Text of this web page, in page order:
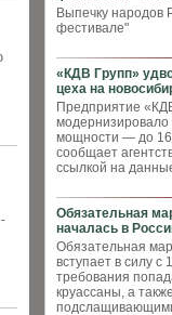
Выпечку народов
фестивале"
«КДВ Групп»
цеха на
Предприятие
модернизировало
мощности — до 16
сообщает
ссылкой на
Обязательная
началась в
Обязательная
вступает в силу с
требования
круассаны, а